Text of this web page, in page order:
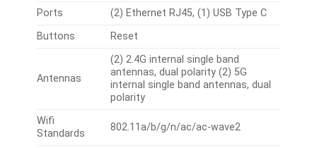
Ports
(2) Ethernet RJ45, (1) USB Type C
Buttons
Reset
Antennas
(2) 2.4G internal single band
antennas, dual polarity (2) 5G
internal single band antennas, dual
polarity
Wifi
Standards
802.11a/b/g/n/ac/ac-wave2